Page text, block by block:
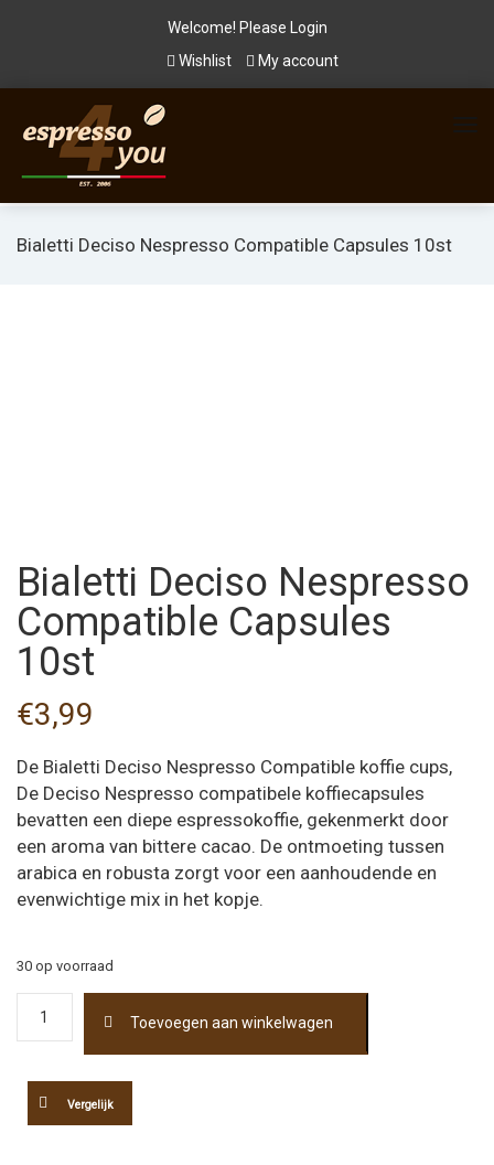
Welcome! Please
Login
Wishlist
My account
Bialetti Deciso Nespresso Compatible Capsules 10st
Bialetti Deciso Nespresso
Compatible Capsules
10st
€3,99
De Bialetti Deciso Nespresso Compatible koffie cups,
De Deciso Nespresso compatibele koffiecapsules
bevatten een diepe espressokoffie, gekenmerkt door
een aroma van bittere cacao. De ontmoeting tussen
arabica en robusta zorgt voor een aanhoudende en
evenwichtige mix in het kopje.
30 op voorraad
Deciso
Nespresso
10st
Toevoegen aan winkelwagen
Vergelijk